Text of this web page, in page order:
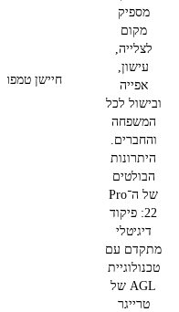
מספיק
מקום
לצלייה,
עישון,
אפייה
ובישול לכל
המשפחה
והחברים.
היתרונות
הבולטים
של ה־Pro
22: פיקוד
דיגיטלי
מתקדם עם
טכנולוגיית
AGL של
טרייגר
חיישן